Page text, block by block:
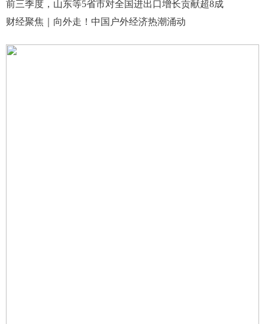
前三季度，山东等5省市对全国进出口增长贡献超8成
财经聚焦｜向外走！中国户外经济热潮涌动